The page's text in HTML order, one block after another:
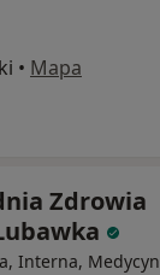
• Mapa
Zdrowia
Interna,